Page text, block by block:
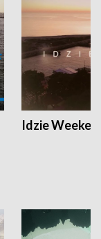
Idzie